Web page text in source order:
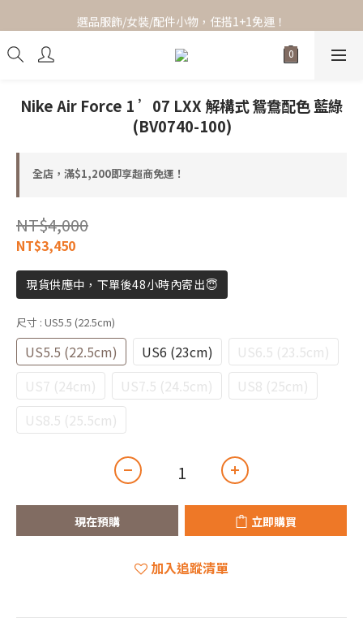
全館滿$1,200即享超商免運！
選品服飾/女裝/配件小物，任搭1+1免運！
全館滿$1,200即享超商免運！
Nike Air Force 1 ’07 LXX 解構式 鴛鴦配色 藍綠
(BV0740-100)
全店，滿$1,200即享超商免運！
NT$4,000
NT$3,450
現貨供應中，下單後48小時內寄出😇
尺寸 : US5.5 (22.5cm)
US5.5 (22.5cm) US6 (23cm)
US6.5 (23.5cm)
US7 (24cm)
US7.5 (24.5cm)
US8 (25cm)
US8.5 (25.5cm)
現在預購 立即購買
加入追蹤清單